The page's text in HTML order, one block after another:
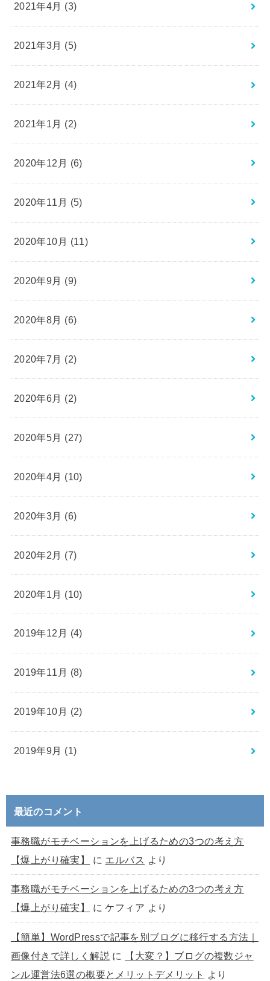
2021年4月 (3)
2021年3月 (5)
2021年2月 (4)
2021年1月 (2)
2020年12月 (6)
2020年11月 (5)
2020年10月 (11)
2020年9月 (9)
2020年8月 (6)
2020年7月 (2)
2020年6月 (2)
2020年5月 (27)
2020年4月 (10)
2020年3月 (6)
2020年2月 (7)
2020年1月 (10)
2019年12月 (4)
2019年11月 (8)
2019年10月 (2)
2019年9月 (1)
最近のコメント
事務職がモチベーションを上げるための3つの考え方
【爆上がり確実】
に エルバス より
事務職がモチベーションを上げるための3つの考え方
【爆上がり確実】
にケフィア より
【簡単】WordPressで記事を別ブログに移行する方法｜
画像付きで詳しく解説 に
【大変？】ブログの複数ジャ
ンル運営法6選の概要とメリットデメリット
より